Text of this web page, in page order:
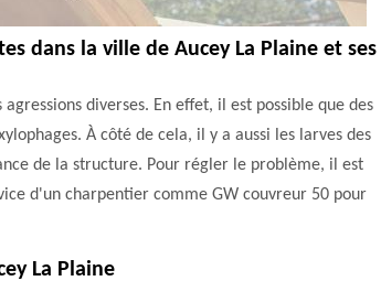
dans la ville de Aucey La Plaine et ses
diverses. En effet, il est possible que des
À côté de cela, il y a aussi les larves des
de la structure. Pour régler le problème, il est
d'un charpentier comme GW couvreur 50 pour
La Plaine